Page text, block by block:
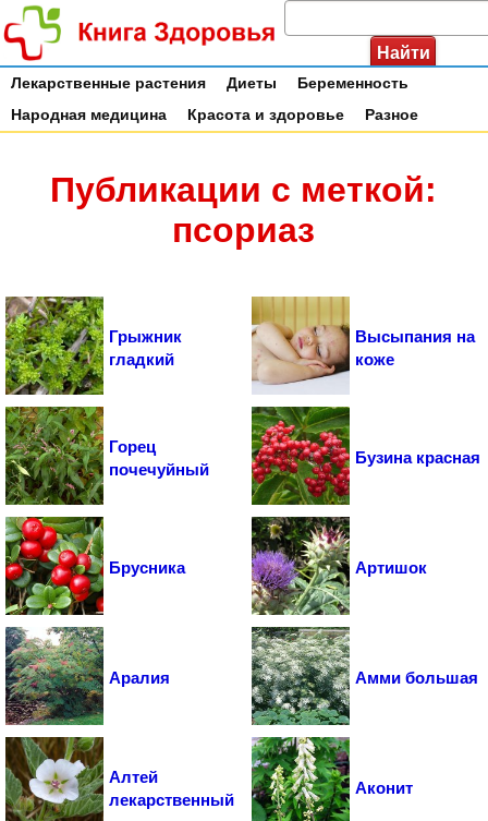
Лекарственные растения Диеты
Беременность
Народная медицина
Красота и здоровье Разное
Публикации с меткой:
псориаз
Грыжник
гладкий
Высыпания на
коже
Горец
почечуйный
Бузина красная
Брусника Артишок
Аралия Амми большая
Алтей
лекарственный
Аконит